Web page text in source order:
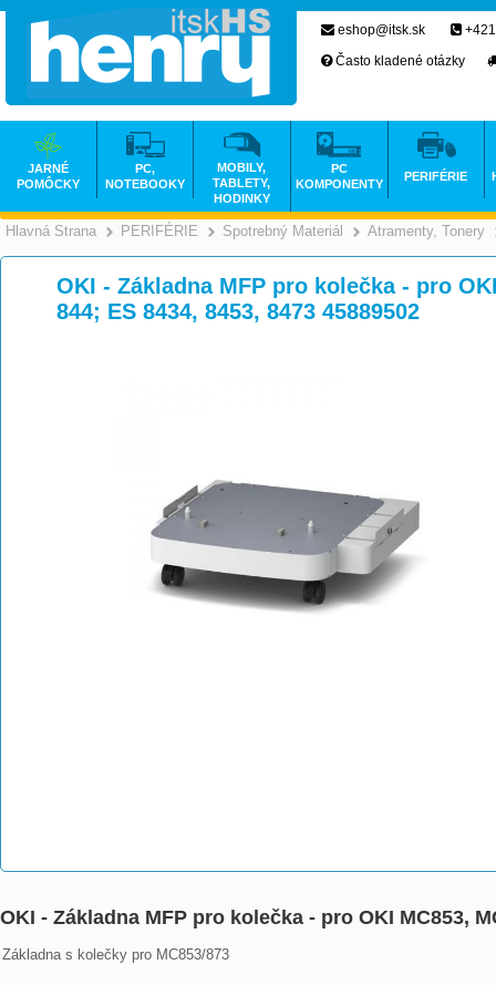
Hlavná Strana >
PERIFÉRIE >
Spotrebný Materiál >
Atramenty, Tonery
OKI - Základna MFP pro kolečka - pro
844; ES 8434, 8453, 8473 45889502
OKI - Základna MFP pro kolečka - pro OKI MC853,
Základna s kolečky pro MC853/873
eshop@itsk.sk
Často kladené otázky
JARNÉ
POMÔCKY
PC,
NOTEBOOKY
MOBILY,
TABLETY,
HODINKY
PC
KOMPONENTY
PERIFÉRIE